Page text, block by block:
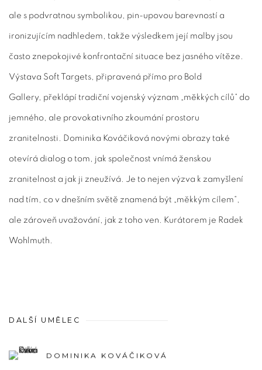
ale s podvratnou symbolikou, pin-upovou barevností a
ironizujícím nadhledem, takže výsledkem její malby jsou
často znepokojivé konfrontační situace bez jasného vítěze.
Výstava Soft Targets, připravená přímo pro Bold
Gallery, překlápí tradiční vojenský význam „měkkých cílů“ do
jemného, ale provokativního zkoumání prostoru
zranitelnosti. Dominika Kováčiková novými obrazy také
otevírá dialog o tom, jak společnost vnímá ženskou
zranitelnost a jak ji zneužívá. Je to nejen výzva k zamyšlení
nad tím, co v dnešním světě znamená být „měkkým cílem“,
ale zároveň uvažování, jak z toho ven. Kurátorem je Radek
Wohlmuth.
DALŠÍ UMĚLEC
DOMINIKA KOVÁČIKOVÁ